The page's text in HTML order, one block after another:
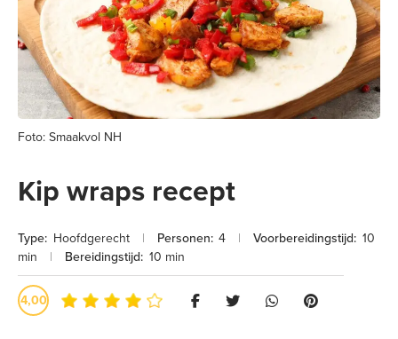
Foto: Smaakvol NH
Kip wraps recept
Type: Hoofdgerecht | Personen: 4 | Voorbereidingstijd: 10
min
| Bereidingstijd: 10 min
4,00